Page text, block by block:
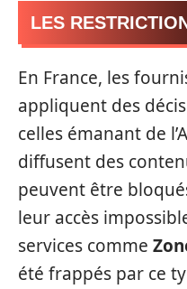
LES
En France, les
appliquent des
celles émanant de
diffusent des
peuvent être
leur accès
services comme
été frappés par ce